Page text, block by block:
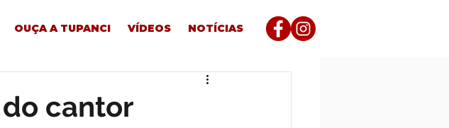
OUÇA A TUPANCI VÍDEOS NOTÍCIAS
cantor